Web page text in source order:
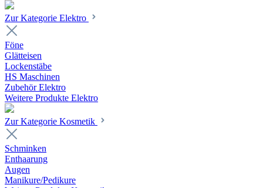
Zur Kategorie Elektro
Föne
Glätteisen
Lockenstäbe
HS Maschinen
Zubehör Elektro
Weitere Produkte Elektro
Zur Kategorie Kosmetik
Schminken
Enthaarung
Augen
Manikure/Pedikure